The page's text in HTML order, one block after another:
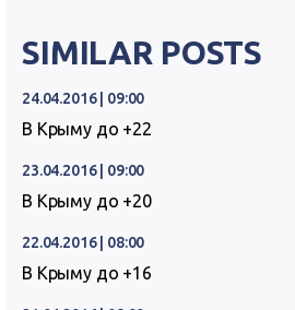
SIMILAR POSTS
24.04.2016 | 09:00
В Крыму до +22
23.04.2016 | 09:00
В Крыму до +20
22.04.2016 | 08:00
В Крыму до +16